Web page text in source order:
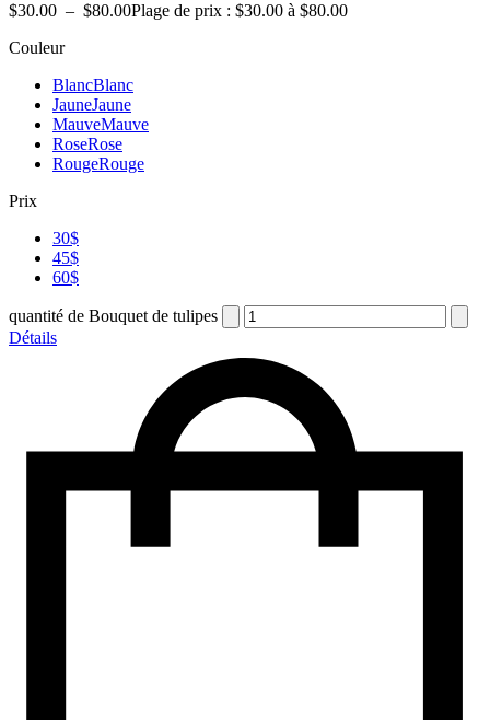
$30.00 – $80.00Plage de prix : $30.00 à $80.00
Couleur
BlancBlanc
JauneJaune
MauveMauve
RoseRose
RougeRouge
Prix
30$
45$
60$
quantité de Bouquet de tulipes
Détails